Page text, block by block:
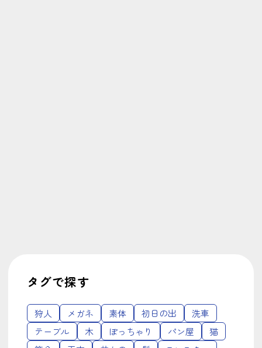
タグで探す
狩人 メガネ 素体 初日の出
洗車
テーブル
木 ぽっちゃり パン屋
猫